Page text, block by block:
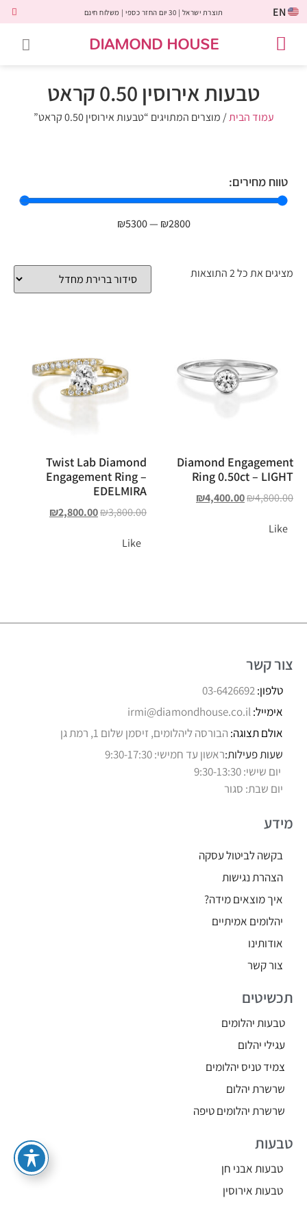
EN תוצרת ישראל | 30 יום החזר כספי | משלוח חינם
DIAMOND HOUSE
טבעות אירוסין 0.50 קראט
עמוד הבית/ מוצרים המתויגים “טבעות אירוסין 0.50 קראט”
טווח מחירים:
₪2800
—
₪5300
מציגים את כל ⁦2⁩ התוצאות
Diamond Engagement
Ring 0.50ct – LIGHT
₪4,800.00
₪4,400.00
Like
Twist Lab Diamond
Engagement Ring –
EDELMIRA
₪3,800.00
₪2,800.00
Like
צור קשר
טלפון:03-6426692
אימייל:irmi@diamondhouse.co.il
אולם תצוגה: הבורסה ליהלומים, זיסמן שלום 1, רמת גן
שעות פעילות:ראשון עד חמישי: 9:30-17:30
יום שישי: 9:30-13:30
יום שבת: סגור
מידע
בקשה לביטול עסקה
הצהרת נגישות
איך מוצאים מידה?
יהלומים אמיתיים
אודותינו
צור קשר
תכשיטים
טבעות יהלומים
עגילי יהלום
צמיד טניס יהלומים
שרשרת יהלום
שרשרת יהלומים טיפה
טבעות
טבעות אבני חן
טבעות אירוסין